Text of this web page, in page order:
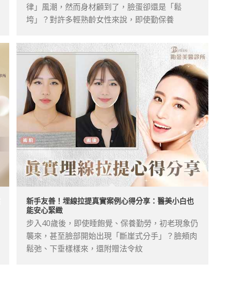
律」風潮，然而身材顧到了，臉蛋卻還是「鬆
垮」？對許多輕熟齡女性來說，即使勤保養
新手友善！埋線拉提真實案例心得分享：醫美小白也
能安心緊緻
步入40歲後，即使睡飽覺、保養勤勞，初老現象仍
襲來，甚至臉部開始出現「斷崖式分手」？臉頰肉
鬆弛、下垂樣樣來，還附贈法令紋